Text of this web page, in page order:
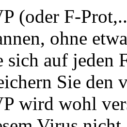
(oder F-
ohne
sich auf jeden
Sie den
wird wohl